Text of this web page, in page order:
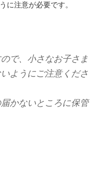
に注意が必要です。
で、小さなお子さま
ようにご注意くださ
かないところに保管